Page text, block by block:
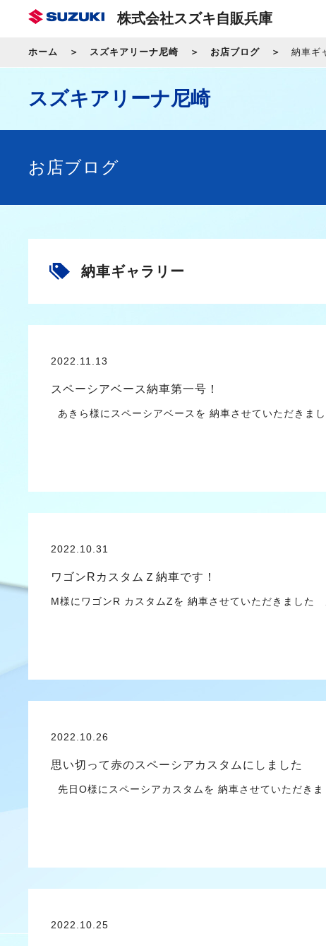
株式会社スズキ自販兵庫
ホーム スズキアリーナ尼崎 お店ブログ 納車ギ
スズキアリーナ尼崎
お店ブログ
納車ギャラリー
2022.11.13
スペーシアベース納車第一号！
あきら様にスペーシアベースを 納車させていただきま
2022.10.31
ワゴンRカスタムＺ納車です！
M様にワゴンR カスタムZを 納車させていただきました
2022.10.26
思い切って赤のスペーシアカスタムにしました
先日O様にスペーシアカスタムを 納車させていただき
2022.10.25